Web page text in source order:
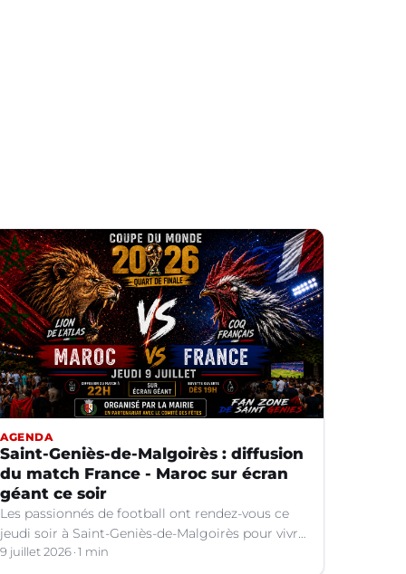
AGENDA
Saint-Geniès-de-Malgoirès : diffusion
du match France - Maroc sur écran
géant ce soir
Les passionnés de football ont rendez-vous ce
jeudi soir à Saint-Geniès-de-Malgoirès pour vivre
ensemble l'un des temps forts de la Coupe du
9 juillet 2026 1 min